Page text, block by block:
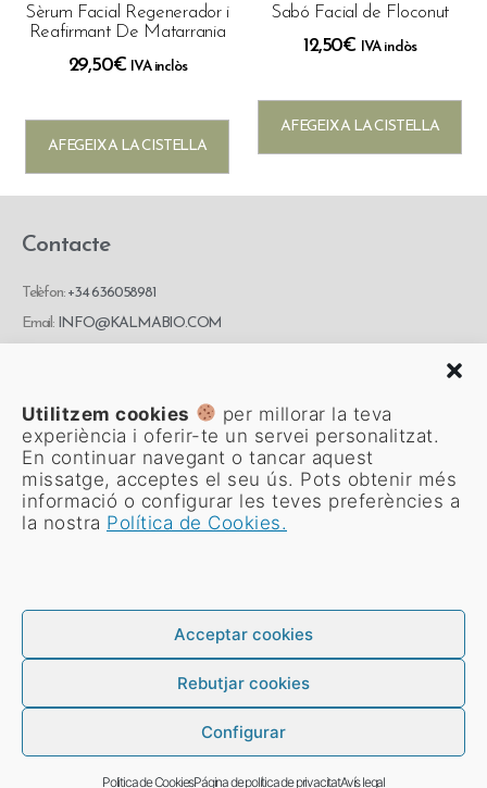
Utilitzem cookies
per millorar la teva
experiència i oferir-te un servei personalitzat.
En continuar navegant o tancar aquest
missatge, acceptes el seu ús. Pots obtenir més
informació o configurar les teves preferències a
la nostra Política de Cookies.
Acceptar cookies
Rebutjar cookies
Configurar
Politica de CookiesPágina de política de privacitatAvís legal
Sèrum Facial Regenerador i
Reafirmant De Matarrania
29,50€ IVA inclòs
AFEGEIX A LA CISTELLA
Sabó Facial de Floconut
12,50€ IVA inclòs
AFEGEIX A LA CISTELLA
Contacte
Telèfon: +34 636058981
Email:INFO@KALMABIO.COM
RGPD
POLÍTICA DE PRIVACITAT
CONDICIONS GENERALS DE VENDA
© Copyright Explay Visual